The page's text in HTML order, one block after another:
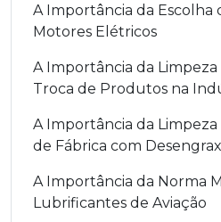
A Importância da Escolha
Motores Elétricos
A Importância da
Troca de Produtos na
A Importância da
de Fábrica com
A Importância da Norma
Lubrificantes de Aviação